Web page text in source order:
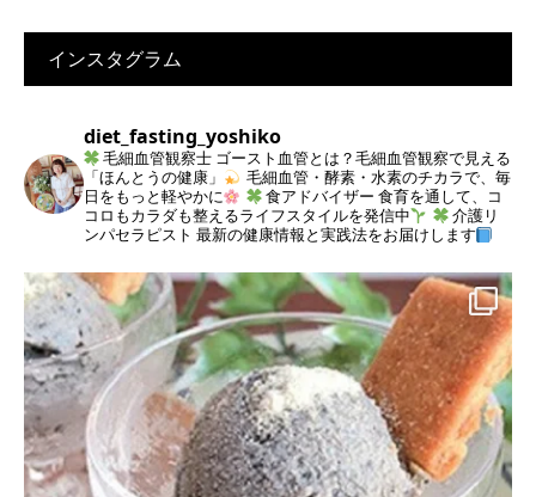
インスタグラム
diet_fasting_yoshiko
毛細血管観察士 ゴースト血管とは？毛細血管観察で見える
「ほんとうの健康」
毛細血管・酵素・水素のチカラで、毎
日をもっと軽やかに
食アドバイザー 食育を通して、コ
コロもカラダも整えるライフスタイルを発信中
介護リ
ンパセラピスト 最新の健康情報と実践法をお届けします